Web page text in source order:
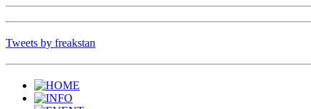
Tweets by freakstan